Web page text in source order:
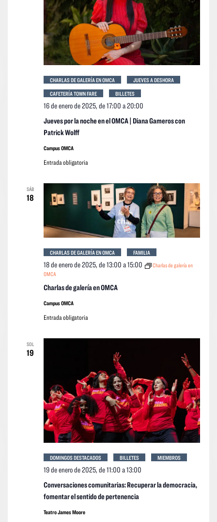
Jueves por la noche en el OMCA | Diana Gameros con
Patrick Wolff
16 de enero de 2025, de 17:00 a20:00
CHARLAS DE GALERÍA EN OMCA
JUEVES A DESHORA
CAFETERÍA TOWN FARE
BILLETES
Campus OMCA
Entrada obligatoria
SÁB
18
Charlas de galería en OMCA
18 de enero de 2025, de 13:00 a15:00
Charlas de galería en
OMCA
CHARLAS DE GALERÍA EN OMCA FAMILIA
Campus OMCA
Entrada obligatoria
SOL
19
Conversaciones comunitarias: Recuperar la democracia,
fomentar el sentido de pertenencia
19 de enero de 2025, de 11:00 a13:00
DOMINGOS DESTACADOS BILLETES MIEMBROS
Teatro James Moore